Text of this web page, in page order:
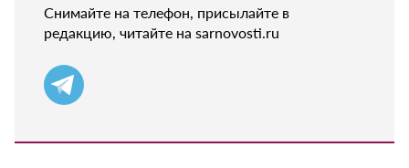
Снимайте на телефон, присылайте в
редакцию, читайте на sarnovosti.ru